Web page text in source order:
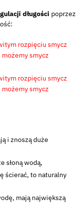
długościpoprzez
rozpięciu smycz
możemy smycz
rozpięciu smycz
możemy smycz
i znoszą duże
słoną wodą,
ścierać, to naturalny
mają największą